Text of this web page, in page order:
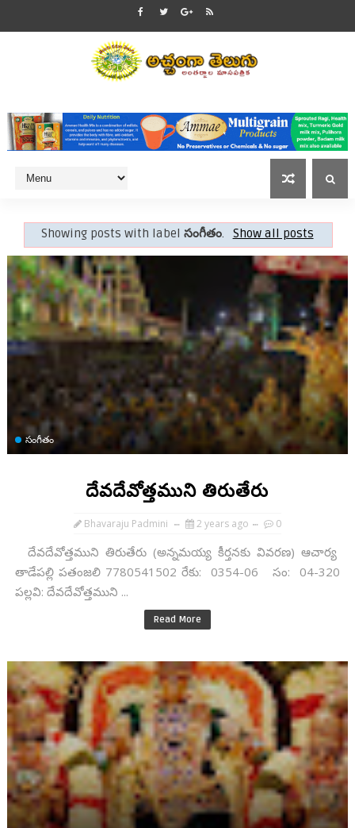
Showing posts with labelసంగీతం. Show all posts
సంగీతం
దేవదేవోత్తముని తిరుతేరు
Bhavaraju Padmini 2 years ago 0
దేవదేవోత్తముని తిరుతేరు (అన్నమయ్య కీర్తనకు వివరణ) ఆచార్య
తాడేపల్లి పతంజలి 7780541502 రేకు: 0354-06 సం: 04-320
పల్లవి: దేవదేవోత్తముని ...
Read More